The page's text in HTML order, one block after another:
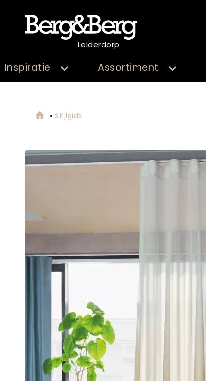
Leiderdorp
Inspiratie Assortiment
» Stijlgids